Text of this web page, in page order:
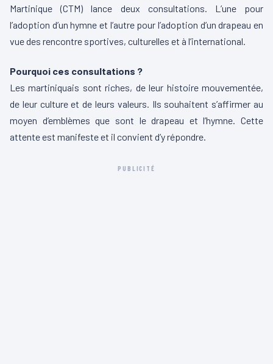
Martinique (CTM) lance deux consultations. L’une pour
l’adoption d’un hymne et l’autre pour l’adoption d’un drapeau en
vue des rencontre sportives, culturelles et à l’international.
Pourquoi ces consultations ?
Les martiniquais sont riches, de leur histoire mouvementée,
de leur culture et de leurs valeurs. Ils souhaitent s’affirmer au
moyen d’emblèmes que sont le drapeau et l’hymne. Cette
attente est manifeste et il convient d’y répondre.
PUBLICITÉ